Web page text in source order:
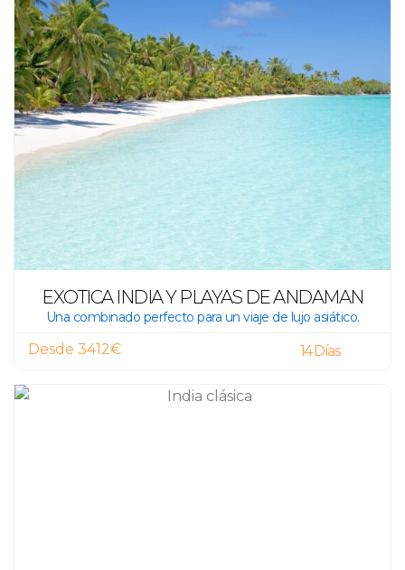
EXOTICA INDIA Y PLAYAS DE ANDAMAN
Una combinado perfecto para un viaje de lujo asiático.
Desde 3412€ 14 Días